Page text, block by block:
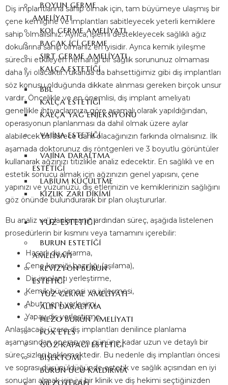
BOYUN GERME
AMELIYATI
KOL GERME AMELIYATI
BACAK İÇI GERME
SIRT GERME AMELIYATI
KALÇA ESTETIĞI
BBL
KALÇA ESTETIĞI
KALÇA YAĞ ENJEKSIYONU
VAJINA ESTETIĞI
VAJINA DARALTMA
ESTETIĞI
LABIUM KÜÇÜLTME
KIZLIK ZARI DIKIMI
YÜZ ESTETIĞI
BURUN ESTETIĞI
AMELIYATI
REVIZYON BURUN
ESTETIĞI
YÜZ GERME AMELIYATI
ALIN DARALTMA
PIEZO BURUN AMELIYATI
FOX EYES
GÖZ KAPAĞI ESTETIĞI
BIŞEKTOMI
BURUN UCU KALDIRMA
MEZOTERAPI
Diş implantlarına sahip olmak için, tam büyümeye ulaşmış bir
çene kemiğine ve implantları sabitleyecek yeterli kemiklere
sahip olmalısınız. Ayrıca, işlemi destekleyecek sağlıklı ağız
dokularına sahip olmanız en iyisidir. Ayrıca kemik iyileşme
sürecini etkileyen herhangi bir sağlık sorununuz olmaması
daha iyi olacaktır.Yukarıda da bahsettiğimiz gibi diş implantları
söz konusu olduğunda dikkate alınması gereken birçok unsur
vardır. Öncelikle ve en önemlisi, diş implant ameliyatı
genellikle ihtiyaçlarınıza göre aşamalı olarak yapıldığından,
operasyonun planlanması da dahil olmak üzere aylar
alabilecek bir sürece dahil olacağınızın farkında olmalısınız. İlk
aşamada doktorunuz diş röntgenleri ve 3 boyutlu görüntüler
kullanarak ağzınızı titizlikle analiz edecektir. En sağlıklı ve en
estetik sonucu almak için ağzınızın genel yapısını, çene
yapınızı ve yüzünüzü, diş etlerinizin ve kemiklerinizin sağlığını
göz önünde bulundurarak bir plan oluştururlar.
Bu analiz ve planlamanın ardından süreç, aşağıda listelenen
prosedürlerin bir kısmını veya tamamını içerebilir:
Hasarlı diş çıkarma,
Çene kemiği hazırlığı (aşılama),
Diş implantı yerleştirme,
Kemik büyümesi ve iyileşmesi,
Abutment yerleşimi,
Yapay diş yerleştirme.
Anlaşılacağı üzere diş implantları denilince planlama
aşamasından operasyon gününe kadar uzun ve detaylı bir
süreç sizleri beklemektedir. Bu nedenle diş implantları öncesi
ve sonrası düşünüldüğünde estetik ve sağlık açısından en iyi
sonuçları almak için iyi bir klinik ve diş hekimi seçtiğinizden